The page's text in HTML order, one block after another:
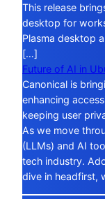
This release
desktop for
Plasma desktop
[…]
Future of AI in
Canonical is
enhancing
keeping user
As we move
(LLMs) and AI
tech industry.
dive in headfirst,